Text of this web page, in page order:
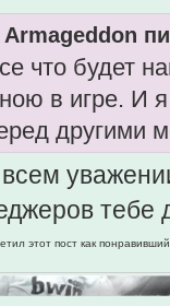
Armageddon
что будет
в игре. И
другими
тебе
этот пост как